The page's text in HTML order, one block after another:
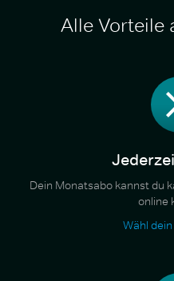
Alle Vorteile
Dein Monatsabo kannst du
online
Wähl